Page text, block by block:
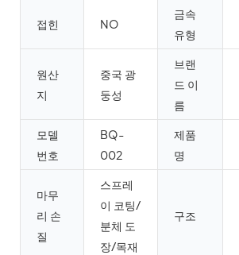
접힌 NO
금속
유형
원산
지
중국 광
둥성
브랜
드 이
름
모델
번호
BQ-
002
제품
명
마무
리 손
질
스프레
이 코팅/
분체 도
장/목재
구조